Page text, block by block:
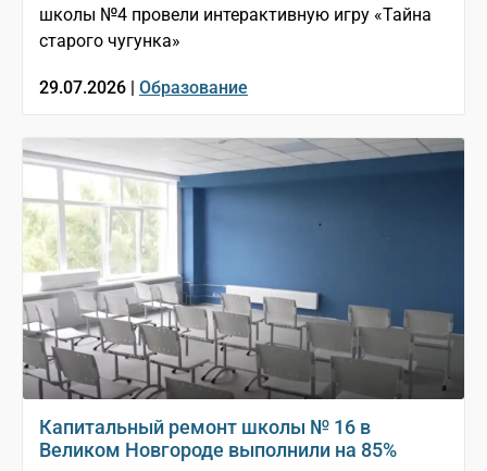
школы №4 провели интерактивную игру «Тайна
старого чугунка»
29.07.2026 | Образование
Капитальный ремонт школы № 16 в
Великом Новгороде выполнили на 85%